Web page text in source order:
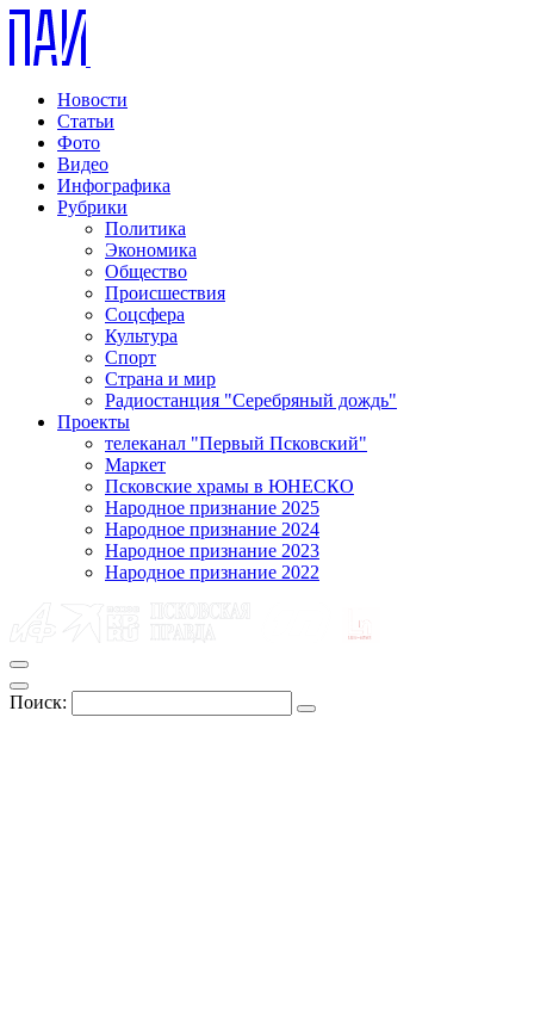
Новости
Статьи
Фото
Видео
Инфографика
Рубрики
Политика
Экономика
Общество
Происшествия
Соцсфера
Культура
Спорт
Страна и мир
Радиостанция "Серебряный дождь"
Проекты
телеканал "Первый Псковский"
Маркет
Псковские храмы в ЮНЕСКО
Народное признание 2025
Народное признание 2024
Народное признание 2023
Народное признание 2022
Поиск: